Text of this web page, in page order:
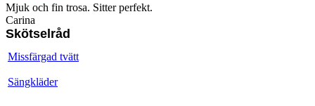
Mjuk och fin trosa. Sitter perfekt.
Carina
Skötselråd
Missfärgad tvätt
Sängkläder